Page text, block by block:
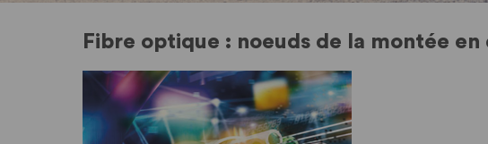
Fibre optique : noeuds de la montée